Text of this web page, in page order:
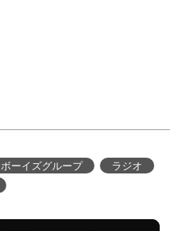
ボーイズグループ
ラジオ